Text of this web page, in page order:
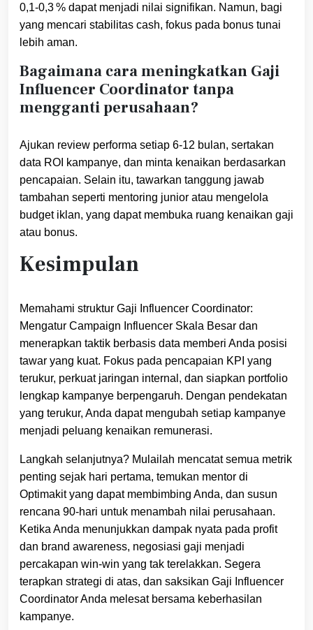
0,1‑0,3 % dapat menjadi nilai signifikan. Namun, bagi
yang mencari stabilitas cash, fokus pada bonus tunai
lebih aman.
Bagaimana cara meningkatkan Gaji
Influencer Coordinator tanpa
mengganti perusahaan?
Ajukan review performa setiap 6‑12 bulan, sertakan
data ROI kampanye, dan minta kenaikan berdasarkan
pencapaian. Selain itu, tawarkan tanggung jawab
tambahan seperti mentoring junior atau mengelola
budget iklan, yang dapat membuka ruang kenaikan gaji
atau bonus.
Kesimpulan
Memahami struktur Gaji Influencer Coordinator:
Mengatur Campaign Influencer Skala Besar dan
menerapkan taktik berbasis data memberi Anda posisi
tawar yang kuat. Fokus pada pencapaian KPI yang
terukur, perkuat jaringan internal, dan siapkan portfolio
lengkap kampanye berpengaruh. Dengan pendekatan
yang terukur, Anda dapat mengubah setiap kampanye
menjadi peluang kenaikan remunerasi.
Langkah selanjutnya? Mulailah mencatat semua metrik
penting sejak hari pertama, temukan mentor di
Optimakit yang dapat membimbing Anda, dan susun
rencana 90‑hari untuk menambah nilai perusahaan.
Ketika Anda menunjukkan dampak nyata pada profit
dan brand awareness, negosiasi gaji menjadi
percakapan win‑win yang tak terelakkan. Segera
terapkan strategi di atas, dan saksikan Gaji Influencer
Coordinator Anda melesat bersama keberhasilan
kampanye.